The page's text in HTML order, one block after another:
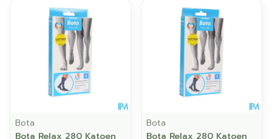
Bota
Bota Relax 280 Katoen
Bota
Bota Relax 280 Katoen